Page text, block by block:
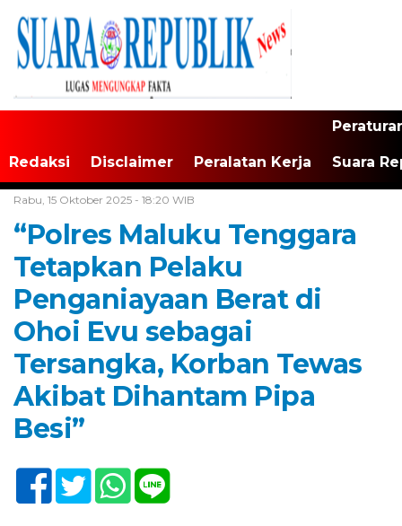
Redaksi Disclaimer Peralatan Kerja Suara
Rabu, 15 Oktober 2025 - 18:20 WIB
“Polres Maluku Tenggara
Tetapkan Pelaku
Penganiayaan Berat di
Ohoi Evu sebagai
Tersangka, Korban Tewas
Akibat Dihantam Pipa
Besi”